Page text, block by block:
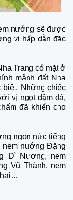
nướng sẽ được
vị hấp dẫn đặc
Trang có mặt ở
mảnh đất Nha
biệt. Những chiếc
vị ngọt đậm đà,
đã khiến cho
ngon nức tiếng
nem nướng Đặng
Dì Nương, nem
Vũ Thành, nem